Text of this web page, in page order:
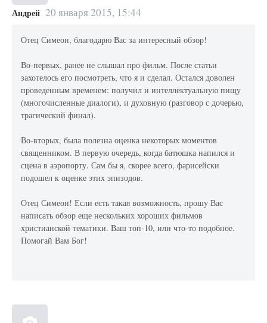
Андрей 20 января 2015, 15:44
Отец Симеон, благодарю Вас за интересный обзор!
Во-первых, ранее не слышал про фильм. После статьи
захотелось его посмотреть, что я и сделал. Остался доволен
проведенным временем: получил и интеллектуальную пищу
(многочисленные диалоги), и духовную (разговор с дочерью,
трагический финал).
Во-вторых, была полезна оценка некоторых моментов
священником. В первую очередь, когда батюшка напился и
сцена в аэропорту. Сам бы я, скорее всего, фарисейски
подошел к оценке этих эпизодов.
Отец Симеон! Если есть такая возможность, прошу Вас
написать обзор еще нескольких хороших фильмов
христианской тематики. Ваш топ-10, или что-то подобное.
Помогай Вам Бог!